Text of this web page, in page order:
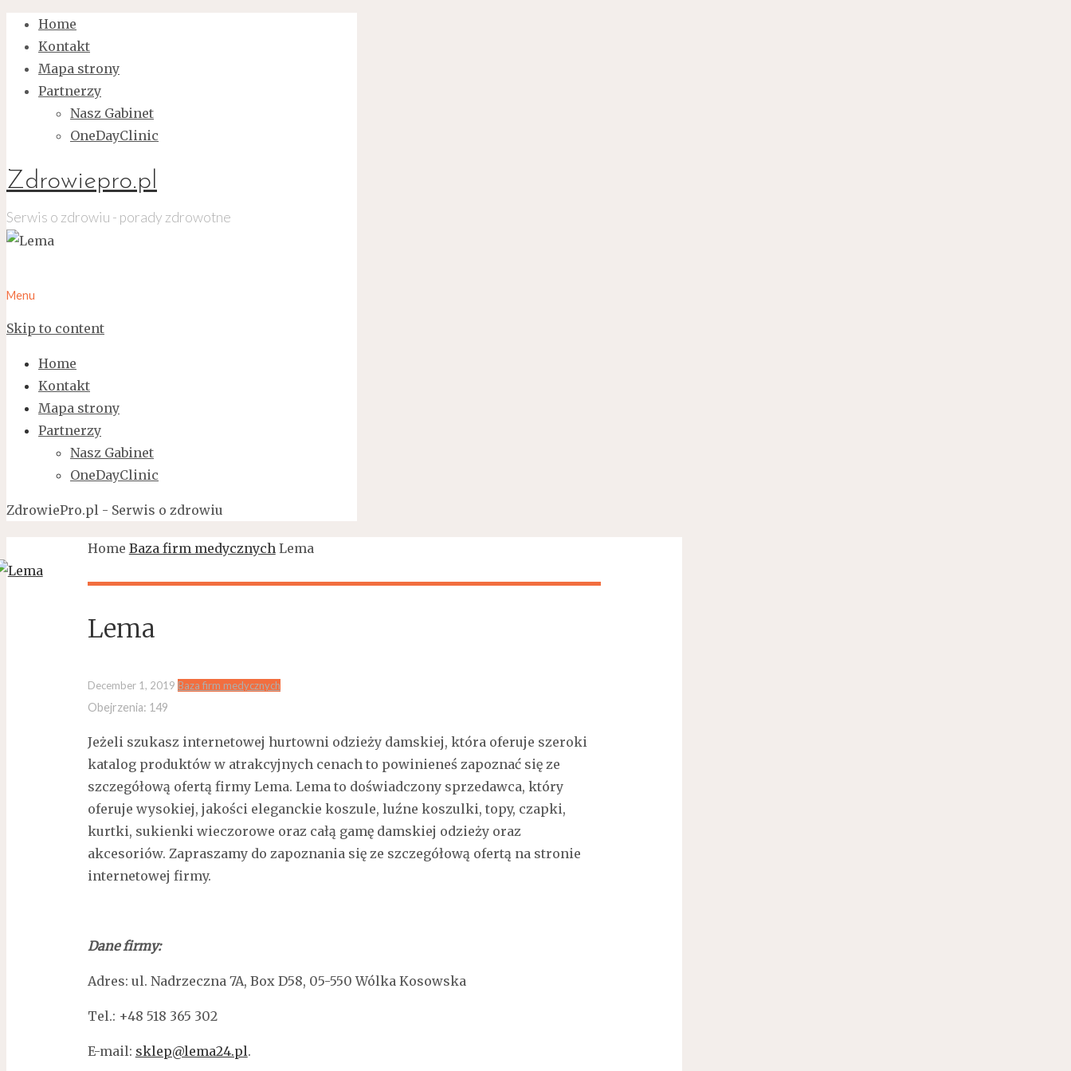
Home
Kontakt
Mapa strony
Partnerzy
Nasz Gabinet
OneDayClinic
Zdrowiepro.pl
Serwis o zdrowiu - porady zdrowotne
Menu
Skip to content
Home
Kontakt
Mapa strony
Partnerzy
Nasz Gabinet
OneDayClinic
ZdrowiePro.pl - Serwis o zdrowiu
Home Baza firm medycznych Lema
Lema
December 1, 2019 Baza firm medycznych
Obejrzenia: 149
Jeżeli szukasz internetowej hurtowni odzieży damskiej, która oferuje szeroki
katalog produktów w atrakcyjnych cenach to powinieneś zapoznać się ze
szczegółową ofertą firmy Lema. Lema to doświadczony sprzedawca, który
oferuje wysokiej, jakości eleganckie koszule, luźne koszulki, topy, czapki,
kurtki, sukienki wieczorowe oraz całą gamę damskiej odzieży oraz
akcesoriów. Zapraszamy do zapoznania się ze szczegółową ofertą na stronie
internetowej firmy.
Dane firmy:
Adres: ul. Nadrzeczna 7A, Box D58, 05-550 Wólka Kosowska
Tel.: +48 518 365 302
E-mail: sklep@lema24.pl.